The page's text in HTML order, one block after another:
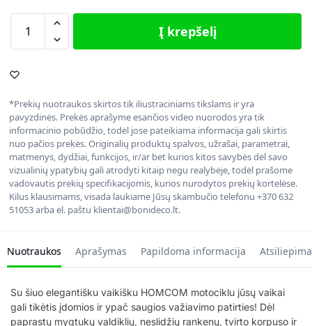
Į krepšelį
*Prekių nuotraukos skirtos tik iliustraciniams tikslams ir yra
pavyzdinės. Prekės aprašyme esančios video nuorodos yra tik
informacinio pobūdžio, todėl jose pateikiama informacija gali skirtis
nuo pačios prekės. Originalių produktų spalvos, užrašai, parametrai,
matmenys, dydžiai, funkcijos, ir/ar bet kurios kitos savybės dėl savo
vizualinių ypatybių gali atrodyti kitaip negu realybėje, todėl prašome
vadovautis prekių specifikacijomis, kurios nurodytos prekių kortelėse.
Kilus klausimams, visada laukiame Jūsų skambučio telefonu +370 632
51053 arba el. paštu klientai@bonideco.lt.
Nuotraukos Aprašymas Papildoma informacija
Su šiuo elegantišku vaikišku HOMCOM motociklu jūsų vaikai
gali tikėtis įdomios ir ypač saugios važiavimo patirties! Dėl
paprastų mygtukų valdiklių, neslidžių rankenų, tvirto korpuso ir